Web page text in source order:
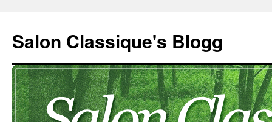
innehåll
Salon Classique's Blogg